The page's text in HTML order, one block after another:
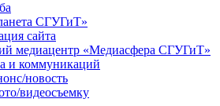
СГУГиТ»
сайта
медиацентр «Медиасфера СГУГиТ»
и коммуникаций
новость
видеосъемку